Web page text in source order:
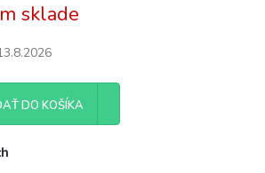
sklade
DO KOŠÍKA